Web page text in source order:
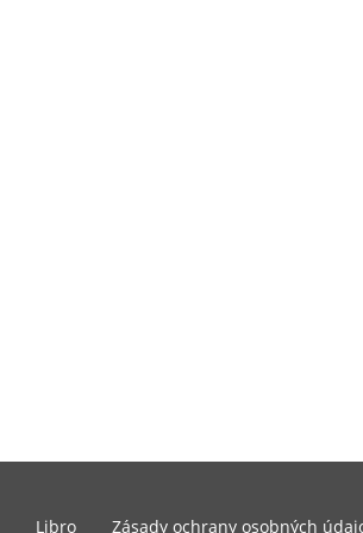
Libro Zásady ochrany osobných